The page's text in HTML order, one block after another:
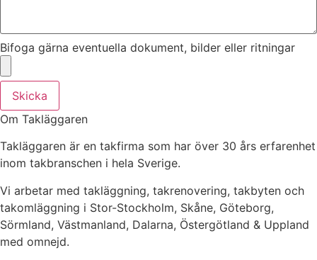
Bifoga gärna eventuella dokument, bilder eller ritningar
Skicka
Om Takläggaren
Takläggaren är en takfirma som har över 30 års erfarenhet
inom takbranschen i hela Sverige.
Vi arbetar med takläggning, takrenovering, takbyten och
takomläggning i Stor-Stockholm, Skåne, Göteborg,
Sörmland, Västmanland, Dalarna, Östergötland & Uppland
med omnejd.